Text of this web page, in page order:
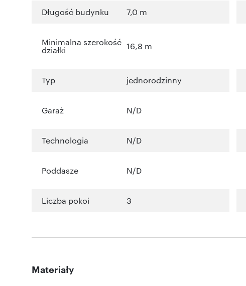
Długość budynku 7,0 m
Minimalna szerokość
działki 16,8 m
Typ jednorodzinny
Garaż N/D
Technologia N/D
Poddasze N/D
Liczba pokoi 3
Materiały